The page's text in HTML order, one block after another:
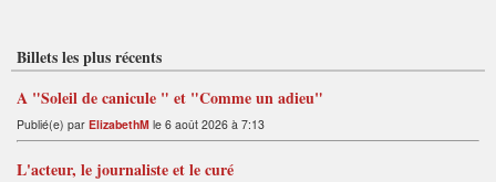
Billets les plus récents
A "Soleil de canicule " et "Comme un adieu"
Publié(e) par ElizabethM le 6 août 2026 à 7:13
L'acteur, le journaliste et le curé